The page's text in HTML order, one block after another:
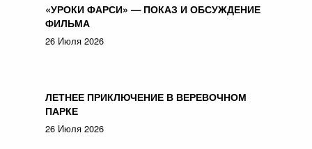
«УРОКИ ФАРСИ» — ПОКАЗ И ОБСУЖДЕНИЕ
ФИЛЬМА
26 Июля 2026
ЛЕТНЕЕ ПРИКЛЮЧЕНИЕ В ВЕРЕВОЧНОМ
ПАРКЕ
26 Июля 2026